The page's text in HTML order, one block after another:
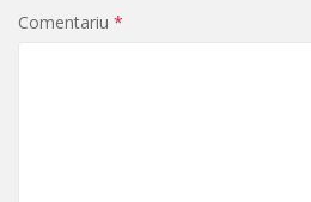
Comentariu *